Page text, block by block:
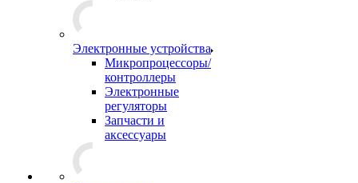
Электронные устройства
Микропроцессоры/
контроллеры
Электронные
регуляторы
Запчасти и
аксессуары